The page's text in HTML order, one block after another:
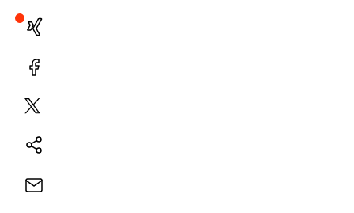
Xing
Facebook
Plattform
Natives
E-